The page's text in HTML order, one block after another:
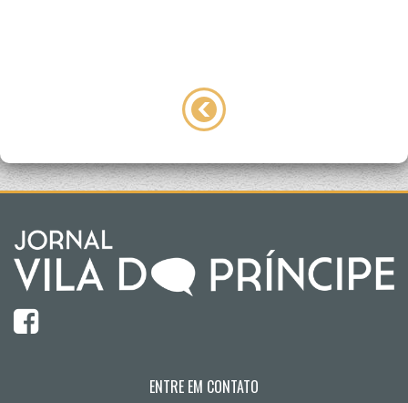
ENTRE EM CONTATO